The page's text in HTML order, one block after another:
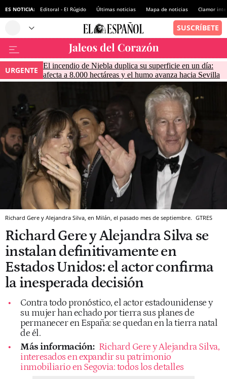
ES NOTICIA: Editoral - El Rúgido Últimas noticias Mapa de noticias Clamor
URGENTE
El incendio de Niebla duplica su superficie en un día:
afecta a 8.000 hectáreas y el humo avanza hacia Sevilla
Richard Gere y Alejandra Silva, en Milán, el pasado mes de septiembre. GTRES
Richard Gere y Alejandra Silva se
instalan definitivamente en
Estados Unidos: el actor confirma
la inesperada decisión
Contra todo pronóstico, el actor estadounidense y
su mujer han echado por tierra sus planes de
permanecer en España: se quedan en la tierra natal
de él.
Más información: Richard Gere y Alejandra Silva,
interesados en expandir su patrimonio
inmobiliario en Segovia: todos los detalles